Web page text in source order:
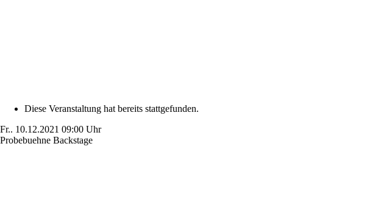
Diese Veranstaltung hat bereits stattgefunden.
Fr.. 10.12.2021 09:00 Uhr
Probebuehne Backstage